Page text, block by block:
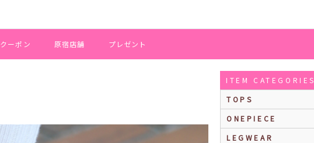
クーポン 原宿店舗 プレゼント
ITEM CATEGORIES
TOPS
ONEPIECE
LEGWEAR